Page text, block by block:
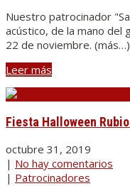
Nuestro patrocinador
acústico, de la mano del
22 de noviembre. (más…)
Leer más
Fiesta Halloween
octubre 31, 2019
| No hay comentarios
| Patrocinadores